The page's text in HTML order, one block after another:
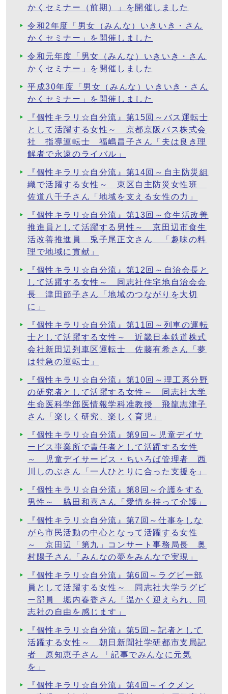
かくセミナー（前期）」を開催しました
令和2年度「男女（みんな）いきいき・さん
かくセミナー」を開催しました
令和元年度「男女（みんな）いきいき・さん
かくセミナー」を開催しました
平成30年度「男女（みんな）いきいき・さん
かくセミナー」を開催しました
『個性キラリ☆自分流』第15回～バス運転士
として活躍する女性～ 京都京阪バス株式会
社 指導運転士 福嶋昌子さん「夫は良き理
解者で永遠のライバル」
『個性キラリ☆自分流』第14回～自主防災組
織で活躍する女性～ 東区自主防災女性班
佐道八千子さん「地域を支える女性の力」
『個性キラリ☆自分流』第13回～食生活改善
推進員として活躍する男性～ 京田辺市食生
活改善推進員 兎子尾正文さん 「趣味の料
理で地域に貢献」
『個性キラリ☆自分流』第12回～自治会長と
して活躍する女性～ 同志社住宅地自治会会
長 津田節子さん「地域のつながりを大切
に」
『個性キラリ☆自分流』第11回～列車の運転
士として活躍する女性～ 近畿日本鉄道株式
会社新田辺列車区運転士 佐藤有希さん「夢
は特急の運転士」
『個性キラリ☆自分流』第10回～理工系分野
の研究者として活躍する女性～ 同志社大学
生命医科学部医情報学科准教授 飛龍志津子
さん「楽しく研究、楽しく育児」
『個性キラリ☆自分流』第9回～児童デイサ
ービス事業所で責任者として活躍する女性
～ 児童デイサービス・ちいろば管理者 西
川しのぶさん「一人ひとりに合った支援を」
『個性キラリ☆自分流』第8回～介護をする
男性～ 脇田和喜さん「愛情を持って介護」
『個性キラリ☆自分流』第7回～仕事をしな
がら市民活動の中心となって活躍する女性
～ 京田辺「第九」コンサート事務局長 奥
村陽子さん「みんなの夢をみんなで実現」
『個性キラリ☆自分流』第6回～ラグビー部
員として活躍する女性～ 同志社大学ラグビ
ー部員 堀内春香さん「温かく迎えられ、同
志社の自由を感じます」
『個性キラリ☆自分流』第5回～記者として
活躍する女性～ 朝日新聞社学研都市支局記
者 原知恵子さん 「記事でみんなに元気
を」
『個性キラリ☆自分流』第4回～イクメン